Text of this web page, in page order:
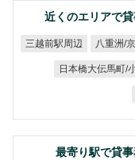
近くのエリアで
三越前駅周辺 八重洲/
日本橋大伝馬町/
最寄り駅で貸